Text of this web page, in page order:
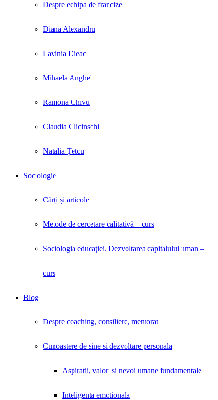
Despre echipa de francize
Diana Alexandru
Lavinia Dieac
Mihaela Anghel
Ramona Chivu
Claudia Clicinschi
Natalia Țetcu
Sociologie
Cărți și articole
Metode de cercetare calitativă – curs
Sociologia educaţiei. Dezvoltarea capitalului uman –
curs
Blog
Despre coaching, consiliere, mentorat
Cunoastere de sine si dezvoltare personala
Aspiratii, valori si nevoi umane fundamentale
Inteligenta emotionala